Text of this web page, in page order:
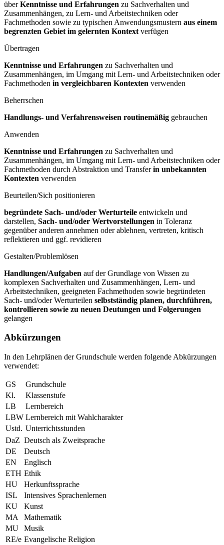
überKenntnisse und Erfahrungen zu Sachverhalten und
Zusammenhängen, zu Lern- und Arbeitstechniken oder
Fachmethoden sowie zu typischen Anwendungsmustern aus einem
begrenzten Gebiet im gelernten Kontext verfügen
Übertragen
Kenntnisse und Erfahrungen zu Sachverhalten und
Zusammenhängen, im Umgang mit Lern- und Arbeitstechniken oder
Fachmethoden in vergleichbaren Kontexten verwenden
Beherrschen
Handlungs- und Verfahrensweisen routinemäßig gebrauchen
Anwenden
Kenntnisse und Erfahrungen zu Sachverhalten und
Zusammenhängen, im Umgang mit Lern- und Arbeitstechniken oder
Fachmethoden durch Abstraktion und Transferin unbekannten
Kontexten verwenden
Beurteilen/Sich positionieren
begründete Sach- und/oder Werturteile entwickeln und
darstellen, Sach- und/oder Wertvorstellungen in Toleranz
gegenüber anderen annehmen oder ablehnen, vertreten, kritisch
reflektieren und ggf. revidieren
Gestalten/Problemlösen
Handlungen/Aufgaben auf der Grundlage von Wissen zu
komplexen Sachverhalten und Zusammenhängen, Lern- und
Arbeitstechniken, geeigneten Fachmethoden sowie begründeten
Sach- und/oder Werturteilen selbstständig planen, durchführen,
kontrollieren sowie zu neuen Deutungen und Folgerungen
gelangen
Abkürzungen
In den Lehrplänen der Grundschule werden folgende Abkürzungen
verwendet:
GS
Grundschule
Kl.
Klassenstufe
LB
Lernbereich
LBW Lernbereich mit Wahlcharakter
Ustd. Unterrichtsstunden
DaZ Deutsch als Zweitsprache
DE
Deutsch
EN
Englisch
ETH Ethik
HU
Herkunftssprache
ISL
Intensives Sprachenlernen
KU
Kunst
MA
Mathematik
MU
Musik
RE/e Evangelische Religion